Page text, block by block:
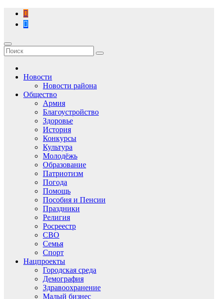
Перейти
содержимому
Новости
Новости района
Общество
Армия
Благоустройство
Здоровье
История
Конкурсы
Культура
Молодёжь
Образование
Патриотизм
Погода
Помощь
Пособия и Пенсии
Праздники
Религия
Росреестр
СВО
Семья
Спорт
Нацпроекты
Городская среда
Демография
Здравоохранение
Малый бизнес